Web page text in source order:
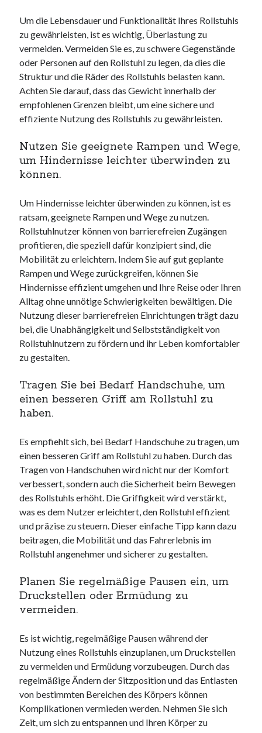
Um die Lebensdauer und Funktionalität Ihres Rollstuhls
zu gewährleisten, ist es wichtig, Überlastung zu
vermeiden. Vermeiden Sie es, zu schwere Gegenstände
oder Personen auf den Rollstuhl zu legen, da dies die
Struktur und die Räder des Rollstuhls belasten kann.
Achten Sie darauf, dass das Gewicht innerhalb der
empfohlenen Grenzen bleibt, um eine sichere und
effiziente Nutzung des Rollstuhls zu gewährleisten.
Nutzen Sie geeignete Rampen und Wege,
um Hindernisse leichter überwinden zu
können.
Um Hindernisse leichter überwinden zu können, ist es
ratsam, geeignete Rampen und Wege zu nutzen.
Rollstuhlnutzer können von barrierefreien Zugängen
profitieren, die speziell dafür konzipiert sind, die
Mobilität zu erleichtern. Indem Sie auf gut geplante
Rampen und Wege zurückgreifen, können Sie
Hindernisse effizient umgehen und Ihre Reise oder Ihren
Alltag ohne unnötige Schwierigkeiten bewältigen. Die
Nutzung dieser barrierefreien Einrichtungen trägt dazu
bei, die Unabhängigkeit und Selbstständigkeit von
Rollstuhlnutzern zu fördern und ihr Leben komfortabler
zu gestalten.
Tragen Sie bei Bedarf Handschuhe, um
einen besseren Griff am Rollstuhl zu
haben.
Es empfiehlt sich, bei Bedarf Handschuhe zu tragen, um
einen besseren Griff am Rollstuhl zu haben. Durch das
Tragen von Handschuhen wird nicht nur der Komfort
verbessert, sondern auch die Sicherheit beim Bewegen
des Rollstuhls erhöht. Die Griffigkeit wird verstärkt,
was es dem Nutzer erleichtert, den Rollstuhl effizient
und präzise zu steuern. Dieser einfache Tipp kann dazu
beitragen, die Mobilität und das Fahrerlebnis im
Rollstuhl angenehmer und sicherer zu gestalten.
Planen Sie regelmäßige Pausen ein, um
Druckstellen oder Ermüdung zu
vermeiden.
Es ist wichtig, regelmäßige Pausen während der
Nutzung eines Rollstuhls einzuplanen, um Druckstellen
zu vermeiden und Ermüdung vorzubeugen. Durch das
regelmäßige Ändern der Sitzposition und das Entlasten
von bestimmten Bereichen des Körpers können
Komplikationen vermieden werden. Nehmen Sie sich
Zeit, um sich zu entspannen und Ihren Körper zu